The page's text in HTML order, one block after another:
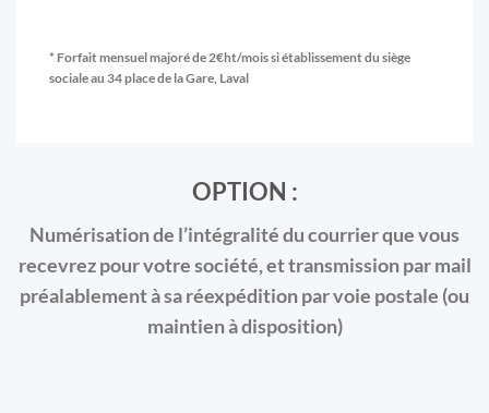
* Forfait mensuel majoré de 2€ht/mois si établissement du siège
sociale au 34 place de la Gare, Laval
OPTION :
Numérisation de l’intégralité du courrier que vous
recevrez pour votre société, et transmission par mail
préalablement à sa réexpédition par voie postale (ou
maintien à disposition)